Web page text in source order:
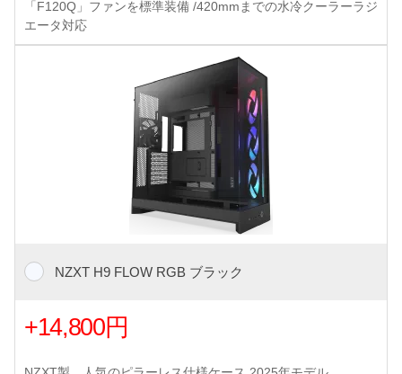
「F120Q」ファンを標準装備 /420mmまでの水冷クーラーラジ
エータ対応
NZXT H9 FLOW RGB ブラック
+14,800円